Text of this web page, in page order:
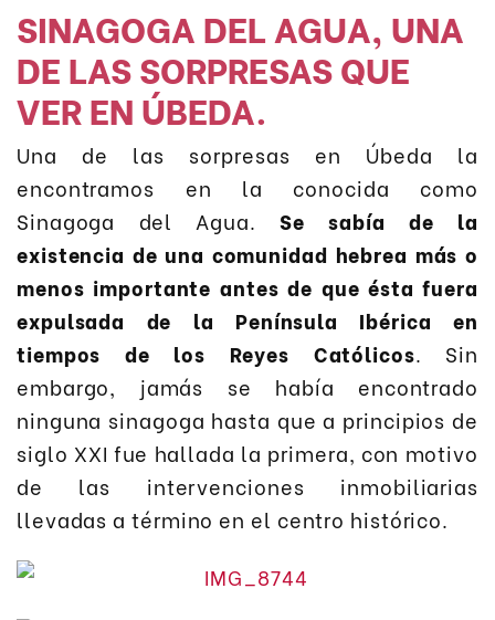
SINAGOGA DEL AGUA, UNA
DE LAS SORPRESAS QUE
VER EN ÚBEDA.
Una de las sorpresas en Úbeda la
encontramos en la conocida como
Sinagoga del Agua.Se sabía de la
existencia de una comunidad hebrea más o
menos importante antes de que ésta fuera
expulsada de la Península Ibérica en
tiempos de los Reyes Católicos. Sin
embargo, jamás se había encontrado
ninguna sinagoga hasta que a principios de
siglo XXI fue hallada la primera, con motivo
de las intervenciones inmobiliarias
llevadas a término en el centro histórico.